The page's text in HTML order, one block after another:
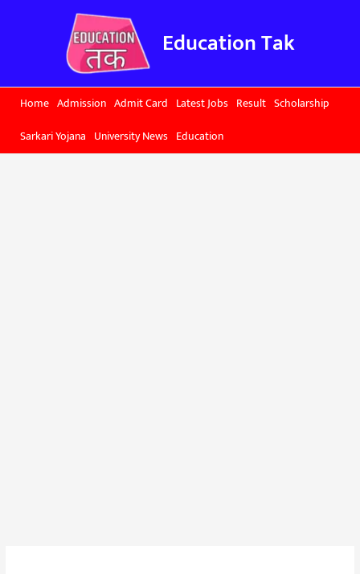
Education Tak
Home Admission Admit Card Latest Jobs Result Scholarship
Sarkari Yojana University News Education